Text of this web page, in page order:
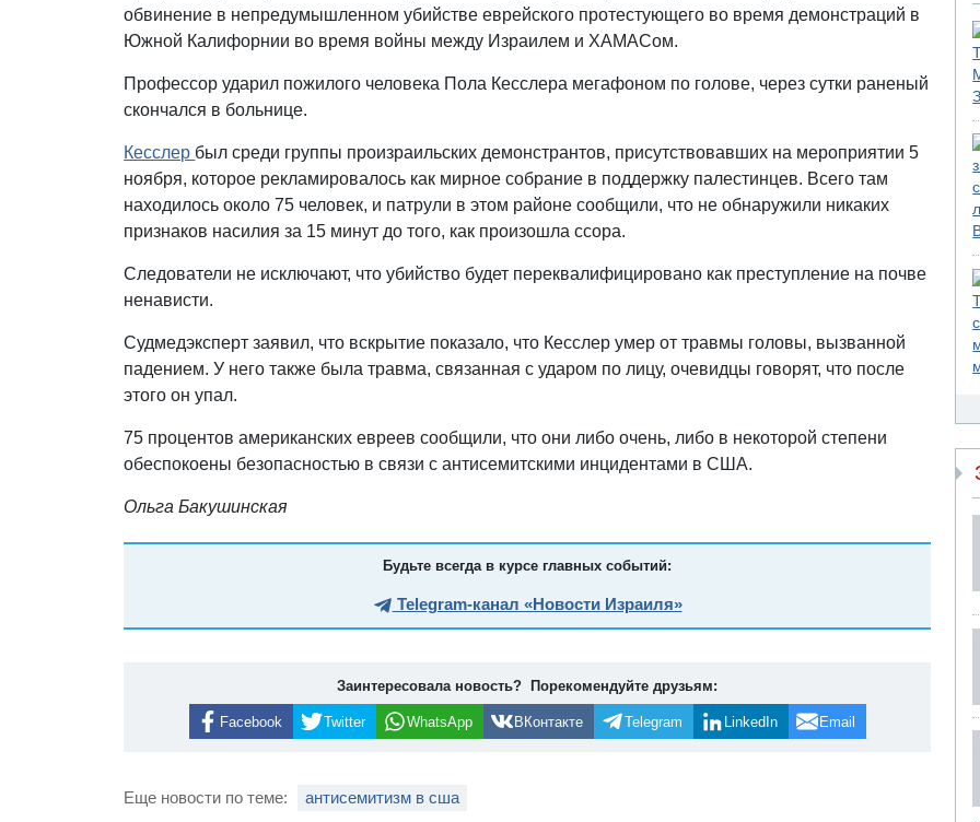
обвинение в непредумышленном убийстве еврейского протестующего во время демонстраций в
Южной Калифорнии во время войны между Израилем и ХАМАСом.
Профессор ударил пожилого человека Пола Кесслера мегафоном по голове, через сутки раненый
скончался в больнице.
Кесслер был среди группы произраильских демонстрантов, присутствовавших на мероприятии 5
ноября, которое рекламировалось как мирное собрание в поддержку палестинцев. Всего там
находилось около 75 человек, и патрули в этом районе сообщили, что не обнаружили никаких
признаков насилия за 15 минут до того, как произошла ссора.
Следователи не исключают, что убийство будет переквалифицировано как преступление на почве
ненависти.
Судмедэксперт заявил, что вскрытие показало, что Кесслер умер от травмы головы, вызванной
падением. У него также была травма, связанная с ударом по лицу, очевидцы говорят, что после
этого он упал.
75 процентов американских евреев сообщили, что они либо очень, либо в некоторой степени
обеспокоены безопасностью в связи с антисемитскими инцидентами в США.
Ольга Бакушинская
Будьте всегда в курсе главных событий:
Telegram-канал «Новости Израиля»
Заинтересовала новость? Порекомендуйте друзьям:
Facebook Twitter WhatsApp ВКонтакте Telegram LinkedIn Email
Еще новости по теме: антисемитизм в сша